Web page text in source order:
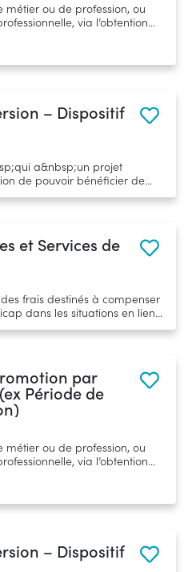
ou de profession, ou
via l’obtention
acquise après une
– Dispositif
a&nbsp;un projet
de pouvoir bénéficier de
l'Emploi - ARE
et Services de
frais destinés à compenser
dans les situations en lien
emploi handicap.
par
ou de profession, ou
via l’obtention
acquise après une
– Dispositif